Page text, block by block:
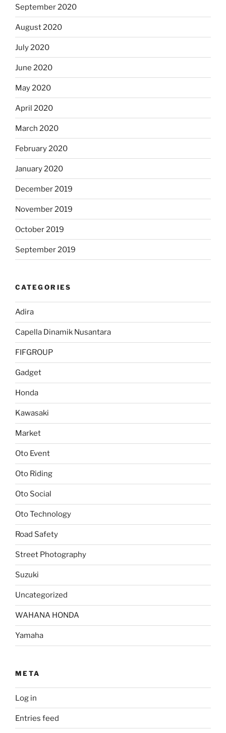
September 2020
August 2020
July 2020
June 2020
May 2020
April 2020
March 2020
February 2020
January 2020
December 2019
November 2019
October 2019
September 2019
CATEGORIES
Adira
Capella Dinamik Nusantara
FIFGROUP
Gadget
Honda
Kawasaki
Market
Oto Event
Oto Riding
Oto Social
Oto Technology
Road Safety
Street Photography
Suzuki
Uncategorized
WAHANA HONDA
Yamaha
META
Log in
Entries feed